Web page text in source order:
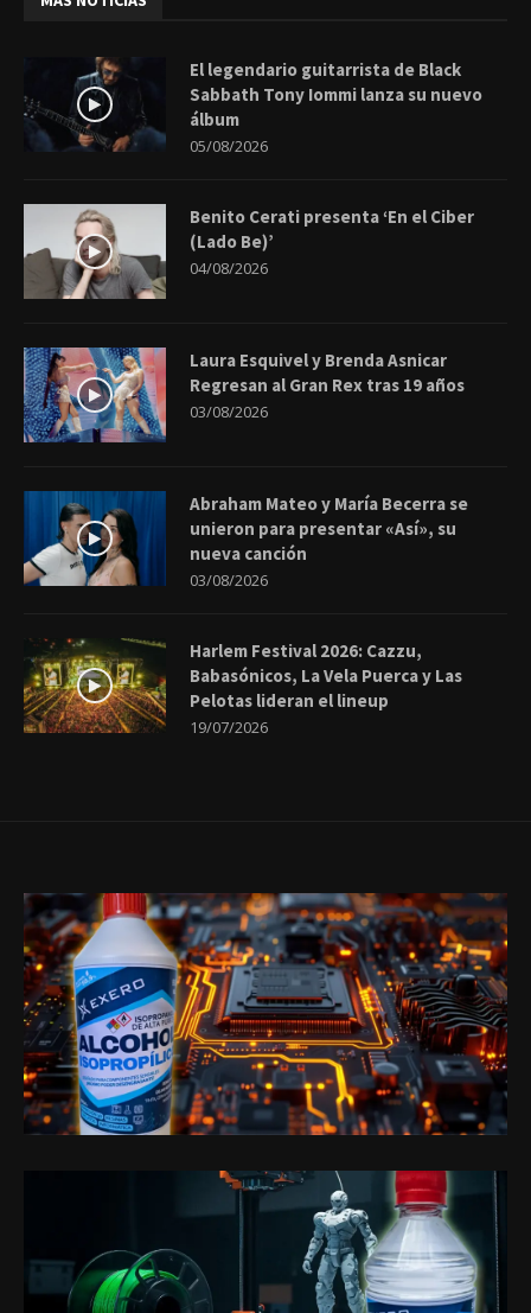
El legendario guitarrista de Black
Sabbath Tony Iommi lanza su nuevo
álbum
05/08/2026
Benito Cerati presenta ‘En el Ciber
(Lado Be)’
04/08/2026
Laura Esquivel y Brenda Asnicar
Regresan al Gran Rex tras 19 años
03/08/2026
Abraham Mateo y María Becerra se
unieron para presentar «Así», su
nueva canción
03/08/2026
Harlem Festival 2026: Cazzu,
Babasónicos, La Vela Puerca y Las
Pelotas lideran el lineup
19/07/2026